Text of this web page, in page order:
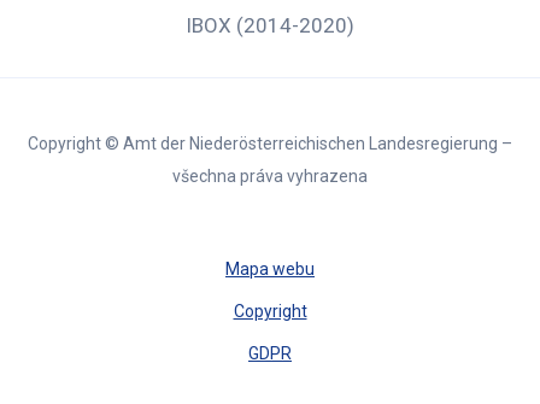
IBOX (2014-2020)
Copyright © Amt der Niederösterreichischen Landesregierung –
všechna práva vyhrazena
Mapa webu
Copyright
GDPR